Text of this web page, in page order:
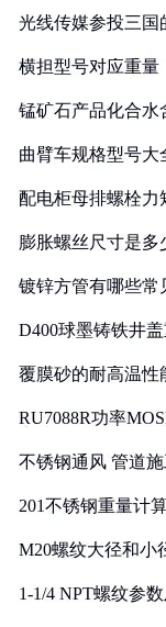
光线传媒参投三国
横担型号对应重量
锰矿石产品化合水
曲臂车规格型号大
配电柜母排螺栓力
膨胀螺丝尺寸是多
镀锌方管有哪些常
D400球墨铸铁井
覆膜砂的耐高温性
RU7088R功率
不锈钢通风 管道施
201不锈钢重量计
M20螺纹大径和小
1-1/4 NPT螺纹参